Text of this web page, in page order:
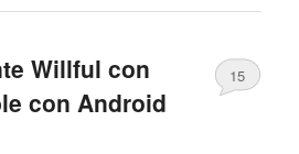
Willful con
con Android
15